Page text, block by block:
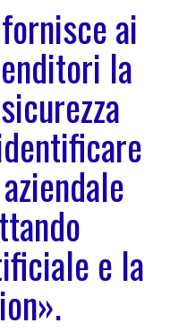
ai
la
e la